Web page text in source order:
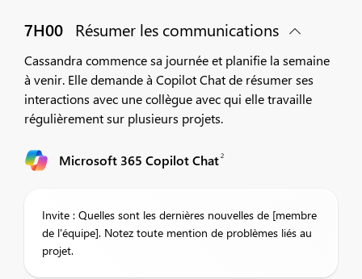
7H00 Résumer les communications
Cassandra commence sa journée et planifie la semaine
à venir. Elle demande à Copilot Chat de résumer ses
interactions avec une collègue avec qui elle travaille
régulièrement sur plusieurs projets.
Microsoft 365 Copilot Chat2
Invite : Quelles sont les dernières nouvelles de [membre
de l'équipe]. Notez toute mention de problèmes liés au
projet.